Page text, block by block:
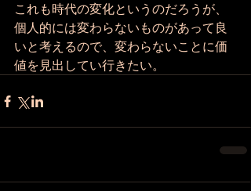
これも時代の変化というのだろうが、
個人的には変わらないものがあって良
いと考えるので、変わらないことに価
値を見出してい行きたい。